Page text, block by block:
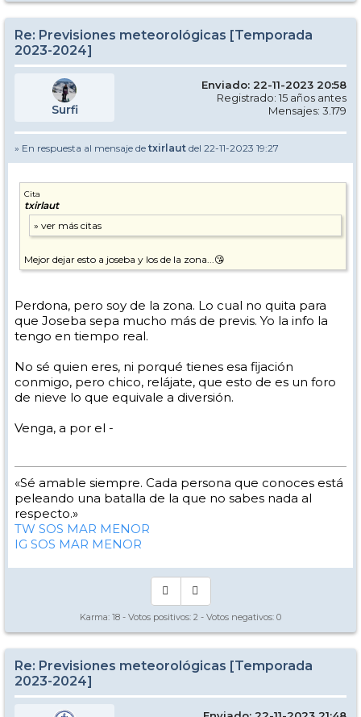
Re: Previsiones meteorológicas [Temporada
2023-2024]
Surfi
Enviado: 22-11-2023 20:58
Registrado: 15 años antes
Mensajes: 3.179
» En respuesta al mensaje de txirlaut del 22-11-2023 19:27
Cita
txirlaut
Mejor dejar esto a joseba y los de la zona...😘
Perdona, pero soy de la zona. Lo cual no quita para
que Joseba sepa mucho más de previs. Yo la info la
tengo en tiempo real.
No sé quien eres, ni porqué tienes esa fijación
conmigo, pero chico, relájate, que esto de es un foro
de nieve lo que equivale a diversión.
Venga, a por el -
«Sé amable siempre. Cada persona que conoces está
peleando una batalla de la que no sabes nada al
respecto.»
TW SOS MAR MENOR
IG SOS MAR MENOR
Karma: 18 - Votos positivos: 2 - Votos negativos: 0
Re: Previsiones meteorológicas [Temporada
2023-2024]